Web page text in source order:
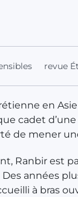
revue
en
cadet
de mener
Ranbir est
années
à bras